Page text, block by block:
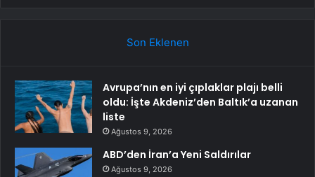
Son Eklenen
Avrupa’nın en iyi çıplaklar plajı belli
oldu: İşte Akdeniz’den Baltık’a uzanan
liste
Ağustos 9, 2026
ABD’den İran’a Yeni Saldırılar
Ağustos 9, 2026